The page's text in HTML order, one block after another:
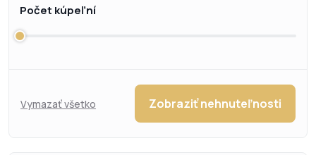
Počet kúpeľní
Vymazať všetko Zobraziť nehnuteľnosti